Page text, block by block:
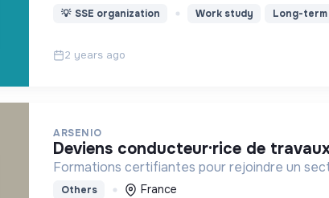
💡 SSE organization Work study Long-
2 years ago
ARSENIO
deviens conducteur·rice de
Formations certifiantes pour rejoindre un
Others France